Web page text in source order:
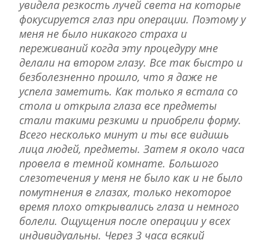
увидела резкость лучей света на которые
фокусируется глаз при операции. Поэтому у
меня не было никакого страха и
переживаний когда эту процедуру мне
делали на втором глазу. Все так быстро и
безболезненно прошло, что я даже не
успела заметить. Как только я встала со
стола и открыла глаза все предметы
стали такими резкими и приобрели форму.
Всего несколько минут и ты все видишь
лица людей, предметы. Затем я около часа
провела в темной комнате. Большого
слезотечения у меня не было как и не было
помутнения в глазах, только некоторое
время плохо открывались глаза и немного
болели. Ощущения после операции у всех
индивидуальны. Через 3 часа всякий